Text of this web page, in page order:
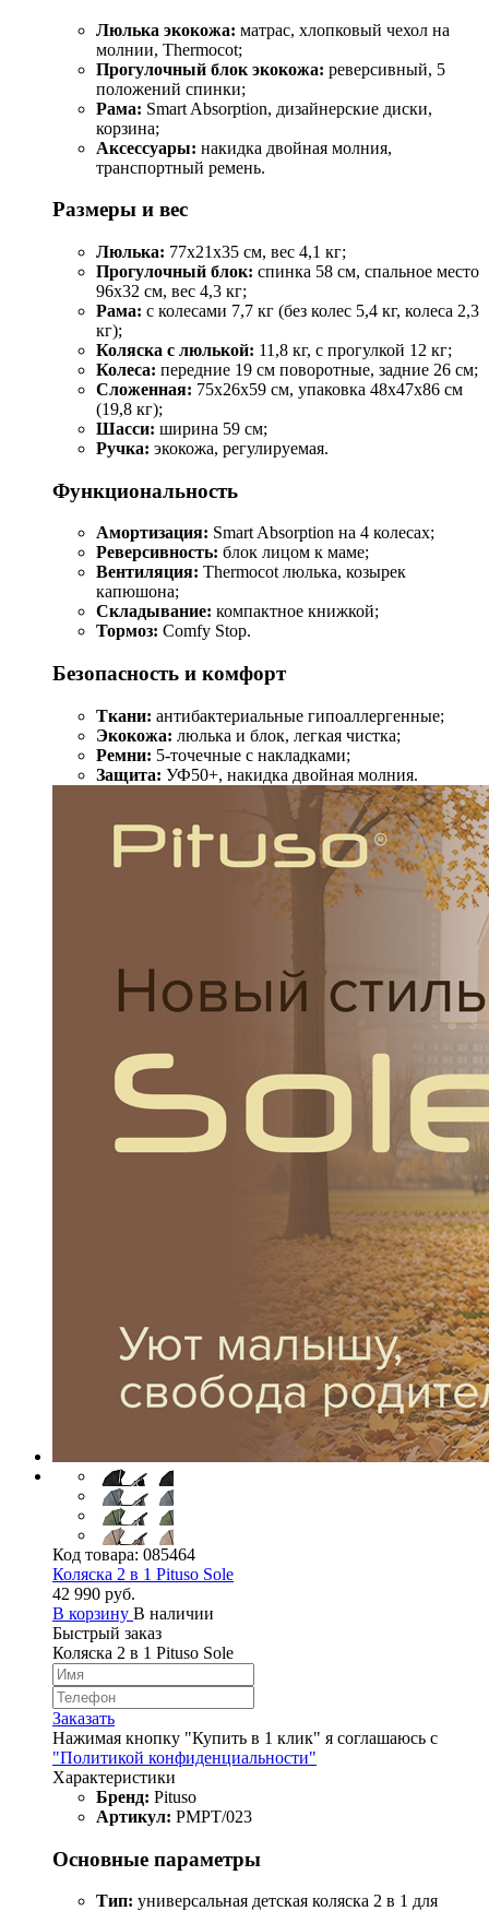
Люлька экокожа: матрас, хлопковый чехол на
молнии, Thermocot;
Прогулочный блок экокожа: реверсивный, 5
положений спинки;
Рама: Smart Absorption, дизайнерские диски,
корзина;
Аксессуары: накидка двойная молния,
транспортный ремень.
Размеры и вес
Люлька: 77x21x35 см, вес 4,1 кг;
Прогулочный блок: спинка 58 см, спальное место
96x32 см, вес 4,3 кг;
Рама: с колесами 7,7 кг (без колес 5,4 кг, колеса 2,3
кг);
Коляска с люлькой: 11,8 кг, с прогулкой 12 кг;
Колеса: передние 19 см поворотные, задние 26 см;
Сложенная: 75x26x59 см, упаковка 48x47x86 см
(19,8 кг);
Шасси: ширина 59 см;
Ручка: экокожа, регулируемая.
Функциональность
Амортизация: Smart Absorption на 4 колесах;
Реверсивность: блок лицом к маме;
Вентиляция: Thermocot люлька, козырек
капюшона;
Складывание: компактное книжкой;
Тормоз: Comfy Stop.
Безопасность и комфорт
Ткани: антибактериальные гипоаллергенные;
Экокожа: люлька и блок, легкая чистка;
Ремни: 5-точечные с накладками;
Защита: УФ50+, накидка двойная молния.
Код товара: 085464
Коляска 2 в 1 Pituso Sole
42 990 руб.
В корзину В наличии
Быстрый заказ
Коляска 2 в 1 Pituso Sole
Заказать
Нажимая кнопку "Купить в 1 клик" я соглашаюсь с
"Политикой конфиденциальности"
Характеристики
Бренд: Pituso
Артикул: PMPT/023
Основные параметры
Тип: универсальная детская коляска 2 в 1 для